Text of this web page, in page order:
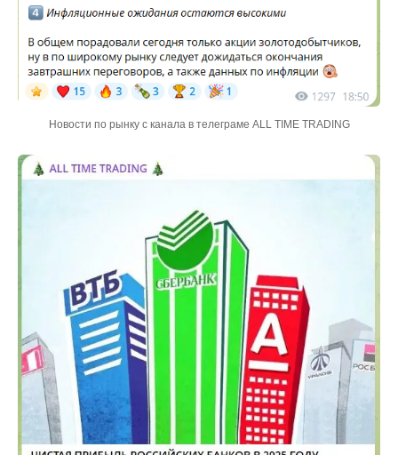
Новости по рынку с канала в телеграме ALL TIME TRADING